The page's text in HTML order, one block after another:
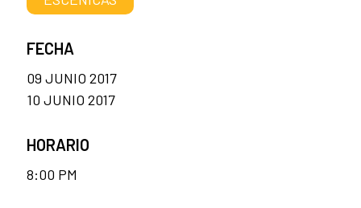
FECHA
09 JUNIO 2017
10 JUNIO 2017
HORARIO
8:00 PM